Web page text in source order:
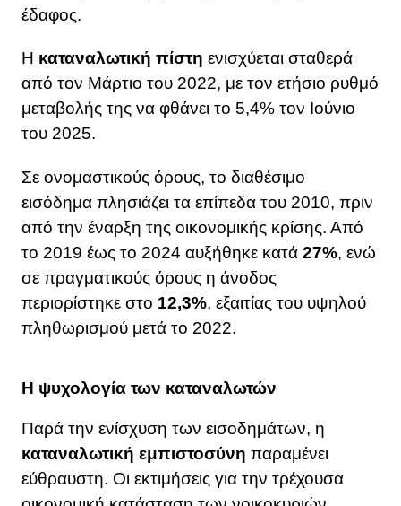
έδαφος.
Η καταναλωτική πίστη ενισχύεται σταθερά
από τον Μάρτιο του 2022, με τον ετήσιο ρυθμό
μεταβολής της να φθάνει το 5,4% τον Ιούνιο
του 2025.
Σε ονομαστικούς όρους, το διαθέσιμο
εισόδημα πλησιάζει τα επίπεδα του 2010, πριν
από την έναρξη της οικονομικής κρίσης. Από
το 2019 έως το 2024 αυξήθηκε κατά 27%, ενώ
σε πραγματικούς όρους η άνοδος
περιορίστηκε στο 12,3%, εξαιτίας του υψηλού
πληθωρισμού μετά το 2022.
Η ψυχολογία των καταναλωτών
Παρά την ενίσχυση των εισοδημάτων, η
καταναλωτική εμπιστοσύνη παραμένει
εύθραυστη. Οι εκτιμήσεις για την τρέχουσα